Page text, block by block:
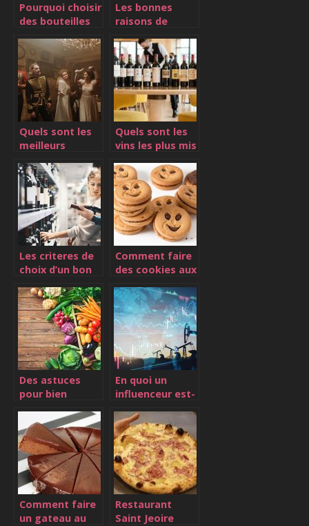
Pourquoi choisir
des bouteilles
Les bonnes
raisons de
vaisselle jetable
Quels sont les
meilleurs
pour les fetes ?
Quels sont les
vins les plus mis
Les criteres de
choix d’un bon
Comment faire
des cookies aux
chocolat ?
Des astuces
pour bien
produits frais
En quoi un
influenceur est-
pour une
entreprise ?
Comment faire
un gateau au
Restaurant
Saint Jeoire